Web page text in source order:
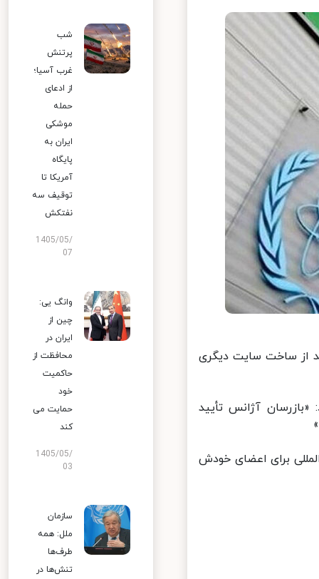
از ساخت سایت دیگری
آژانس تأیید
برای اعضای خودش
شب
پرتنش
غرب آسیا؛
از ادعای
حمله
موشکی
ایران به
پایگاه
آمریکا تا
توقیف سه
نفتکش
1405/05/
07
وانگ یی:
چین از
ایران در
محافظت از
حاکمیت
خود
حمایت می
کند
1405/05/
03
سازمان
ملل: همه
طرف‌ها
تنش‌ها در